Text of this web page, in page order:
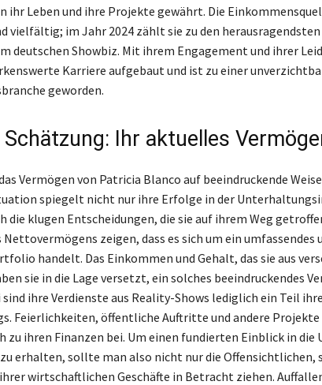
ihr Leben und ihre Projekte gewährt. Die
vielfältig; im Jahr 2024 zählt sie zu den herausragendsten
deutschen Showbiz. Mit ihrem Engagement und ihrer
Karriere aufgebaut und ist zu einer
geworden.
Schätzung: Ihr aktuelles
Vermögen von Patricia Blanco auf beeindruckende
spiegelt nicht nur ihre Erfolge in der
die klugen Entscheidungen, die sie auf ihrem Weg
zeigen, dass es sich um ein umfassendes
handelt. Das Einkommen und Gehalt, das sie aus
sie in die Lage versetzt, ein solches beeindruckendes
ihre Verdienste aus Reality-Shows lediglich ein Teil
Feierlichkeiten, öffentliche Auftritte und andere
zu ihren Finanzen bei. Um einen fundierten Einblick in die
erhalten, sollte man also nicht nur die Offensichtlichen,
wirtschaftlichen Geschäfte in Betracht ziehen.